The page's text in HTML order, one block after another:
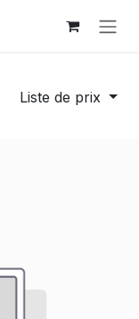
Liste de prix